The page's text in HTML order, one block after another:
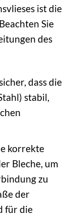
ist die
Sie
des
dass die
stabil,
korrekte
Bleche, um
zu
der
für die